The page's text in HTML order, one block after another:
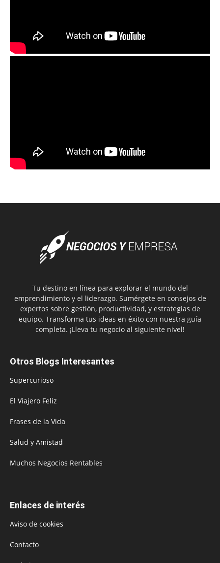
Tu destino en línea para explorar el mundo del
emprendimiento y el liderazgo. Sumérgete en consejos de
expertos sobre gestión, productividad, y estrategias de
equipo. Transforma tus ideas en éxito con nuestra guía
completa. ¡Lleva tu negocio al siguiente nivel!
Otros Blogs Interesantes
Supercurioso
El Viajero Feliz
Frases de la Vida
Salud y Amistad
Muchos Negocios Rentables
Enlaces de interés
Aviso de cookies
Contacto